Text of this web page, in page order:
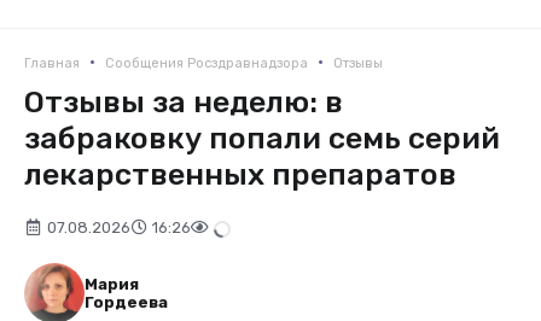
Главная • Сообщения Росздравнадзора • Отзывы
Отзывы за неделю: в
забраковку попали семь серий
лекарственных препаратов
07.08.2026 16:26
Мария
Гордеева